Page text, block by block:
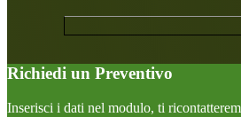
Richiedi un Preventivo
Inserisci i dati nel modulo, ti